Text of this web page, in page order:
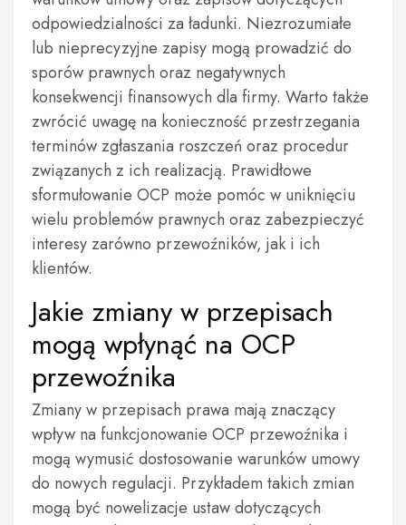
odpowiedzialności za ładunki. Niezrozumiałe
lub nieprecyzyjne zapisy mogą prowadzić do
sporów prawnych oraz negatywnych
konsekwencji finansowych dla firmy. Warto także
zwrócić uwagę na konieczność przestrzegania
terminów zgłaszania roszczeń oraz procedur
związanych z ich realizacją. Prawidłowe
sformułowanie OCP może pomóc w uniknięciu
wielu problemów prawnych oraz zabezpieczyć
interesy zarówno przewoźników, jak i ich
klientów.
Jakie zmiany w przepisach
mogą wpłynąć na OCP
przewoźnika
Zmiany w przepisach prawa mają znaczący
wpływ na funkcjonowanie OCP przewoźnika i
mogą wymusić dostosowanie warunków umowy
do nowych regulacji. Przykładem takich zmian
mogą być nowelizacje ustaw dotyczących